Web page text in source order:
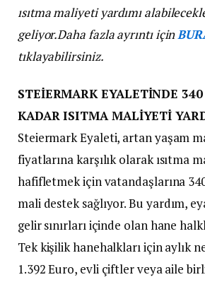
ısıtma maliyeti yardımı
geliyor.Daha fazla ayrıntı için
tıklayabilirsiniz.
STEİERMARK EYALETİNDE 340
KADAR ISITMA MALİYETİ
Steiermark Eyaleti, artan yaşam
fiyatlarına karşılık olarak ısıtma
hafifletmek için vatandaşlarına
mali destek sağlıyor. Bu yardım,
gelir sınırları içinde olan hane
Tek kişilik hanehalkları için aylık
1.392 Euro, evli çiftler veya aile